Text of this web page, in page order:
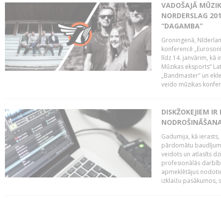
VADOŠAJĀ
NORDERSLAG
“DAGAMBA”
Groningenā,
konferencē
līdz 14. janvārim, kā
Mūzikas eksports”
„Bandmaster” un
veido mūzikas
DISKŽOKEJIEM
Gadumija, kā
pārdomātu
veidots un atlasīts
profesionālās
apmeklētājus
izklaižu pasākumos,